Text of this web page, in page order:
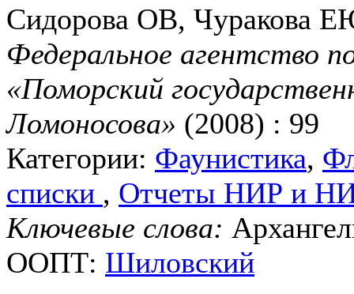
Сидорова ОВ, Чуракова
Федеральное агентство
«Поморский
Ломоносова» (2008) : 99
Категории: Фаунистика,
списки , Отчеты НИР и
Ключевые слова:
ООПТ: Шиловский